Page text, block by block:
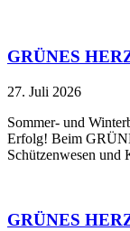
GRÜNES
27. Juli 2026
Sommer- und
Erfolg! Beim
Schützenwesen und
GRÜNES